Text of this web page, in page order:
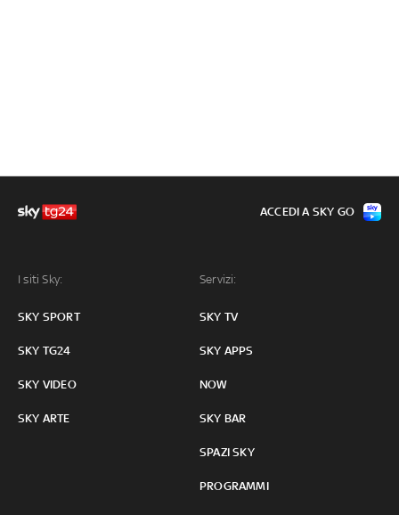
I siti Sky:
SKY SPORT
SKY TG24
SKY VIDEO
SKY ARTE
Servizi:
SKY TV
SKY APPS
NOW
SKY BAR
SPAZI SKY
PROGRAMMI
ACCEDI A SKY GO